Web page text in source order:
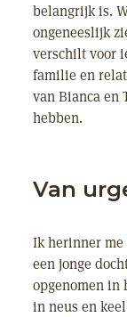
belangrijk is.
ongeneeslijk
verschilt voor
familie en
van Bianca en
hebben.
Van
Ik herinner me
een jonge
opgenomen in
in neus en